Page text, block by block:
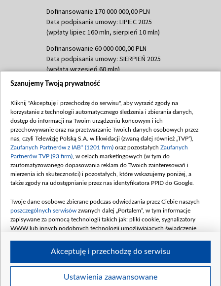
Dofinansowanie 170 000 000,00 PLN
Data podpisania umowy: LIPIEC 2025
(wpłaty lipiec 160 mln, sierpień 10 mln)
Dofinansowanie 60 000 000,00 PLN
Data podpisania umowy: SIERPIEŃ 2025
(wpłata wrzesień 60 mln)
Dofinansowanie 635 783 051,21 PLN
(wpłata wrzesień 100 mln, październik 350
mln, listopad 265 mln)
Dofinansowanie 48 862 000,00 PLN
Data podpisania umowy: GRUDZIEŃ 2025
(wpłata grudzień 60,548 mln)
Dofinansowanie 900 000 000,00 PLN
Data podpisania umowy: LUTY 2026 (wpłata
kwiecień 180 mln, 7 maja 180 mln, 8
czerwca 90 mln)
Dofinansowanie 250 000 000,00 PLN
4 sierpnia 250 mln
Szanujemy Twoją prywatność
Kliknij "Akceptuję i przechodzę do serwisu", aby wyrazić zgody na
korzystanie z technologii automatycznego śledzenia i zbierania danych,
dostęp do informacji na Twoim urządzeniu końcowym i ich
przechowywanie oraz na przetwarzanie Twoich danych osobowych przez
nas, czyli Telewizję Polską S.A. w likwidacji (zwaną dalej również „TVP”),
Zaufanych Partnerów z IAB* (1201 firm) oraz pozostałych Zaufanych
Partnerów TVP (93 firm) , w celach marketingowych (w tym do
zautomatyzowanego dopasowania reklam do Twoich zainteresowań i
mierzenia ich skuteczności) i pozostałych, które wskazujemy poniżej, a
także zgody na udostępnianie przez nas identyfikatora PPID do Google.
Twoje dane osobowe zbierane podczas odwiedzania przez Ciebie naszych
poszczególnych serwisów zwanych dalej „Portalem”, w tym informacje
zapisywane za pomocą technologii takich jak: pliki cookie, sygnalizatory
WWW lub innych podobnych technologii umożliwiających świadczenie
Twoje dane osobowe zbierane podczas odwiedzania przez Ciebie
Ustawienia zaawansowane
Akceptuję i przechodzę do serwisu